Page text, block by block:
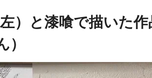
）と漆喰で描いた作